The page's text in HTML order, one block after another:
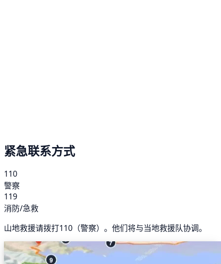
紧急联系方式
110
警察
119
消防/急救
山地救援请拨打110（警察）。他们将与当地救援队协调。